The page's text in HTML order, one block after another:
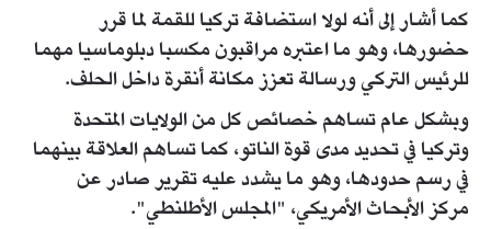
كما أشار إلى أنه لولا استضافة تركيا للقمة لما قرر
حضورها، وهو ما اعتبره مراقبون مكسبا دبلوماسيا مهما
للرئيس التركي ورسالة تعزز مكانة أنقرة داخل الحلف.
وبشكل عام تساهم خصائص كل من الولايات المتحدة
وتركيا في تحديد مدى قوة الناتو، كما تساهم العلاقة بينهما
في رسم حدودها، وهو ما يشدد عليه تقرير صادر عن
مركز الأبحاث الأمريكي، "المجلس الأطلنطي".